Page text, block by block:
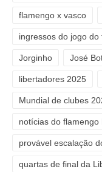
flamengo x vasco
ingressos do jogo do
Jorginho José
libertadores 2025
Mundial de clubes
notícias do flamengo
provável escalação
quartas de final da